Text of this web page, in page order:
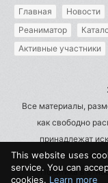
Главная Новости
Реаниматор
Активные участники
Все материалы,
как свободно
принадлежат
Политика в
This website uses
service. You can
cookies. Learn more